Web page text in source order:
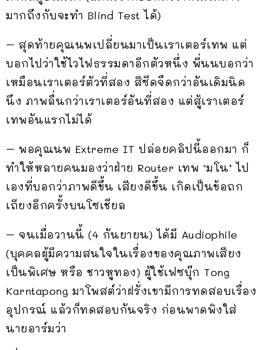
มากถึงกับจะทำ Blind Test ได้)
– สุดท้ายคุณนพเปลี่ยนมาเป็นเราเตอร์เทพ แต่
บอกไปว่าใช้ไวไฟธรรมดาอีกตัวหนึ่ง พี่นนบอกว่า
เหมือนเราเตอร์ตัวที่สอง สีซีดจืดกว่าอันเดิมนิด
นึง ภาพลื่นกว่าเราเตอร์อันที่สอง แต่สู้เราเตอร์
เทพอันแรกไม่ได้
– พอคุณนพ Extreme IT ปล่อยคลิปนี้ออกมา ก็
ทำให้หลายคนมองว่าฝ่าย Router เทพ ‘มโน’ ไป
เองที่บอกว่าภาพดีขึ้น เสียงดีขึ้น เกิดเป็นข้อถก
เถียงอีกครั้งบนโซเชียล
– จนเมื่อวานนี้ (4 กันยายน) ได้มี Audiophile
(บุคคลผู้มีความสนใจในเรื่องของคุณภาพเสียง
เป็นพิเศษ หรือ ชาวหูทอง) ผู้ใช้เฟซบุ๊ก Tong
Karntapong มาโพสต์ว่าฝรั่งเขามีการทดสอบเรื่อง
อุปกรณ์ แล้วก็ทดสอบกันจริง ก่อนพาดพิงใส่
นายอาร์มว่า